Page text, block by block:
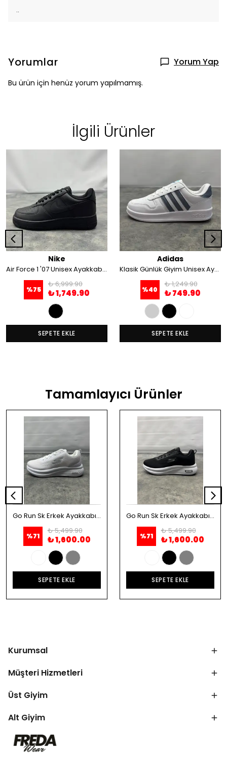
..
Yorumlar Yorum Yap
Bu ürün için henüz yorum yapılmamış.
İlgili Ürünler
Nike
Air Force 1 '07 Unisex Ayakkabı Siyah
%75
₺ 6,999.90
₺ 1,749.90
SEPETE EKLE
Adidas
Klasik Günlük Giyim Unisex Ayakkabı
%40
₺ 1,249.90
₺ 749.90
SEPETE EKLE
Tamamlayıcı Ürünler
Go Run Sk Erkek Ayakkabı - Beyaz
%71
₺ 5,499.90
₺ 1,600.00
SEPETE EKLE
Go Run Sk Erkek Ayakkabı - Siyah
%71
₺ 5,499.90
₺ 1,600.00
SEPETE EKLE
Kurumsal
Müşteri Hizmetleri
Üst Giyim
Alt Giyim